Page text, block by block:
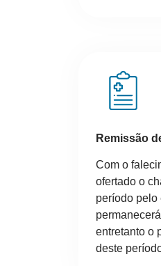
Remissão
Com o
ofertado o
período pelo
entretanto o
deste